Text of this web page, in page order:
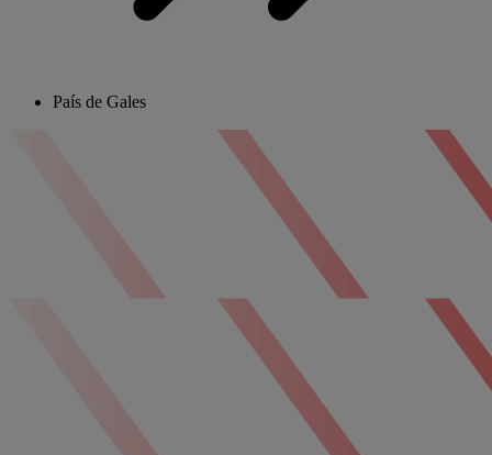
País de Gales